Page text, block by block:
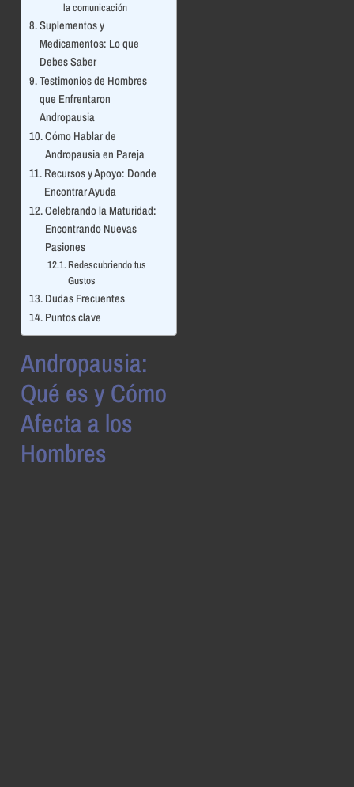
la comunicación
Suplementos y
Medicamentos: Lo que
Debes Saber
Testimonios de Hombres
que Enfrentaron
Andropausia
Cómo Hablar de
Andropausia en Pareja
Recursos y Apoyo: Donde
Encontrar Ayuda
Celebrando la Maturidad:
Encontrando Nuevas
Pasiones
Redescubriendo tus
Gustos
Dudas Frecuentes
Puntos clave
Andropausia:
Qué es y Cómo
Afecta a los
Hombres